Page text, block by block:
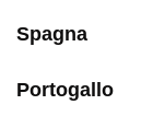
Spagna
Portogallo